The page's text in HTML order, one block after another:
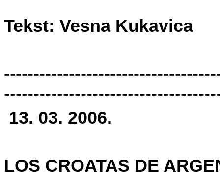
Tekst: Vesna Kukavica
13. 03. 2006.
LOS CROATAS DE